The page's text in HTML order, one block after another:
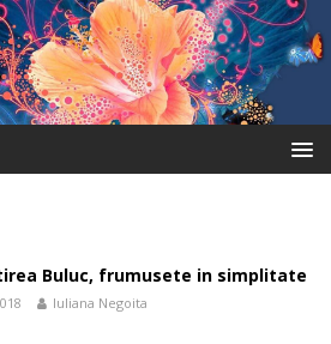
Buluc, frumusete in simplitate
Iuliana Negoita